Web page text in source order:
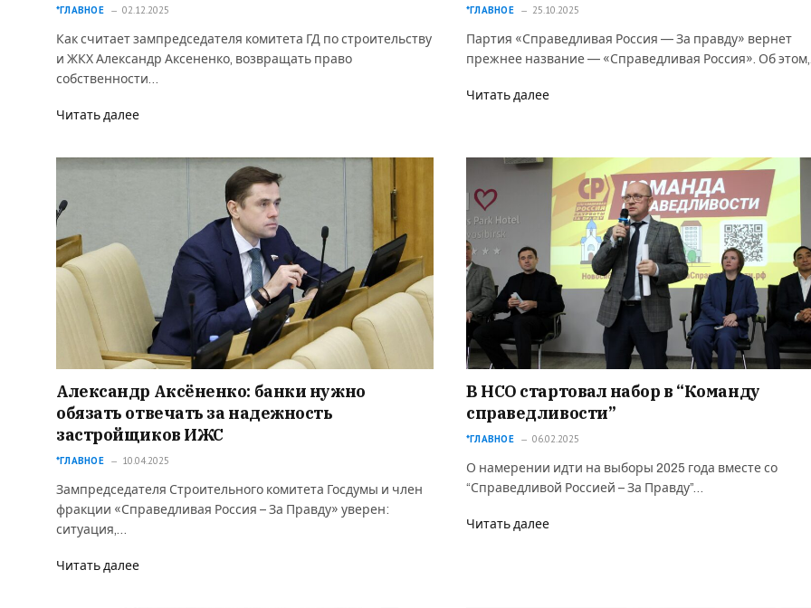
*ГЛАВНОЕ 02.12.2025
Как считает зампредседателя комитета ГД по строительству
и ЖКХ Александр Аксененко, возвращать право
собственности…
Читать далее
*ГЛАВНОЕ 25.10.2025
Партия «Справедливая Россия — За правду» вернет
прежнее название — «Справедливая Россия». Об
Читать далее
Александр Аксёненко: банки нужно
обязать отвечать за надежность
застройщиков ИЖС
*ГЛАВНОЕ 10.04.2025
Зампредседателя Строительного комитета Госдумы и член
фракции «Справедливая Россия – За Правду» уверен:
ситуация,…
Читать далее
В НСО стартовал набор в “Команду
справедливости”
*ГЛАВНОЕ 06.02.2025
О намерении идти на выборы 2025 года вместе со
“Справедливой Россией – За Правду”…
Читать далее